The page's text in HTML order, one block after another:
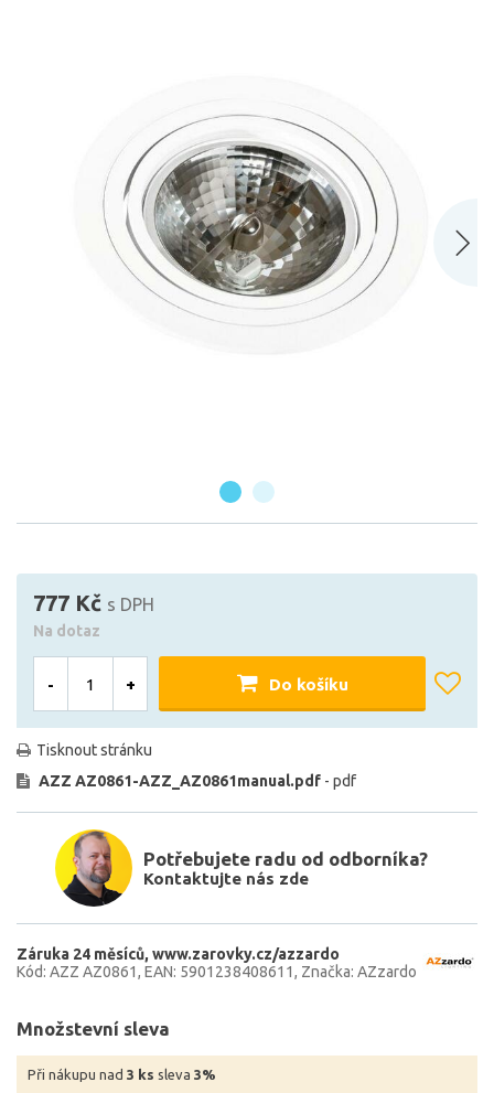
777 Kč s DPH
Na dotaz
- + Do košíku
Tisknout stránku
AZZ AZ0861-AZZ_AZ0861manual.pdf - pdf
Potřebujete radu od odborníka?
Kontaktujte nás zde
Záruka 24 měsíců www.zarovky.cz/azzardo
Kód: AZZ AZ0861 EAN: 5901238408611 Značka: AZzardo
Množstevní sleva
Při nákupu nad 3 ks sleva 3%